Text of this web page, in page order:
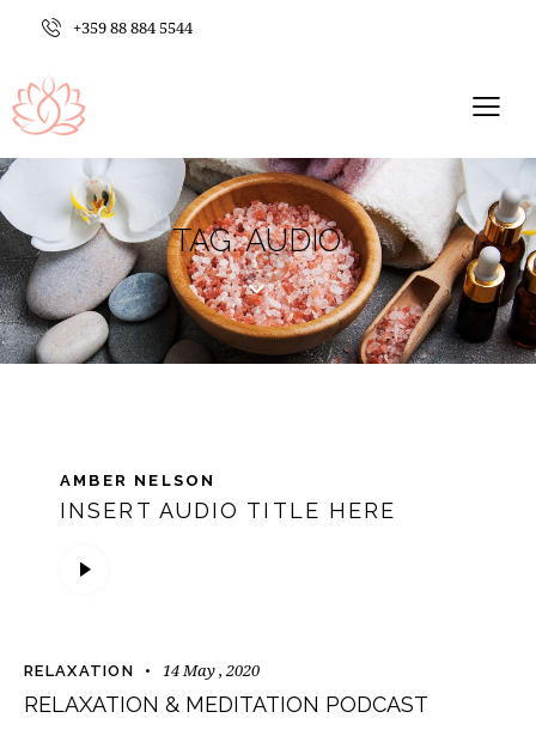
+359 88 884 5544
TAG: AUDIO
AMBER NELSON
INSERT AUDIO TITLE HERE
Player
RELAXATION 14 May , 2020
RELAXATION & MEDITATION PODCAST